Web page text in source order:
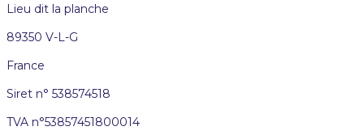
Lieu dit la planche
89350 V-L-G
France
Siret n° 538574518
TVA n°53857451800014